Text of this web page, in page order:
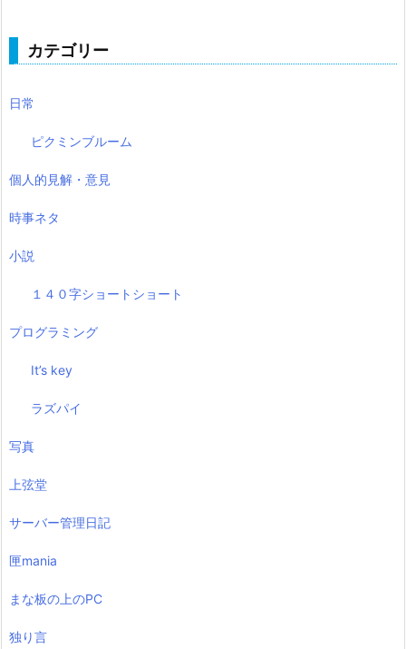
カテゴリー
日常
ピクミンブルーム
個人的見解・意見
時事ネタ
小説
１４０字ショートショート
プログラミング
It’s key
ラズパイ
写真
上弦堂
サーバー管理日記
匣mania
まな板の上のPC
独り言